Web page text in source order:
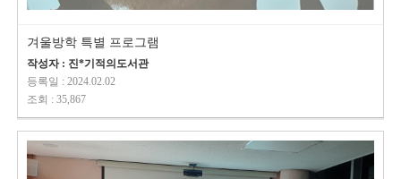
겨울방학 특별 프로그램
작성자 : 진*기적의도서관
등록일 : 2024.02.02
조회 : 35,867